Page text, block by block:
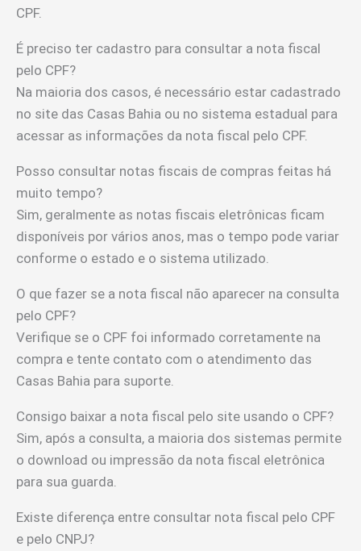
CPF.
É preciso ter cadastro para consultar a nota fiscal
pelo CPF?
Na maioria dos casos, é necessário estar cadastrado
no site das Casas Bahia ou no sistema estadual para
acessar as informações da nota fiscal pelo CPF.
Posso consultar notas fiscais de compras feitas há
muito tempo?
Sim, geralmente as notas fiscais eletrônicas ficam
disponíveis por vários anos, mas o tempo pode variar
conforme o estado e o sistema utilizado.
O que fazer se a nota fiscal não aparecer na consulta
pelo CPF?
Verifique se o CPF foi informado corretamente na
compra e tente contato com o atendimento das
Casas Bahia para suporte.
Consigo baixar a nota fiscal pelo site usando o CPF?
Sim, após a consulta, a maioria dos sistemas permite
o download ou impressão da nota fiscal eletrônica
para sua guarda.
Existe diferença entre consultar nota fiscal pelo CPF
e pelo CNPJ?